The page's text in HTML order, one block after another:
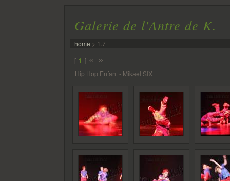
Galerie de l'Antre de K.
home > 1.7
[ 1 ] « »
Hip Hop Enfant - Mikael SIX